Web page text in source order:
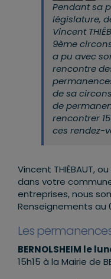
Pendant sa
législature,
Vincent
9ème
a pu avec
rencontre
de sa
de
rencontrer
ces rendez-
Vincent THIÉBAUT,
dans votre
entreprises, nous
Renseignements au
Les
BERNOLSHEIM le
15h15 à la Mairie de